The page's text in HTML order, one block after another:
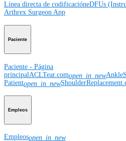
Línea directa de codificacióneDFUs
Arthrex Surgeon App
Paciente
Paciente - Página
principalACLTear.comopen_in_new
Patientopen_in_new
Empleos
Empleosopen_in_new